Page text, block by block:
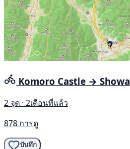
Komoro Castle → Showa
2 จุด · 2เดือนที่แล้ว
878 การดู
บันทึก